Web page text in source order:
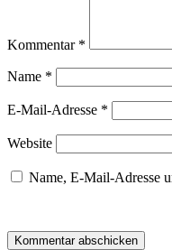
Kommentar *
Name *
E-Mail-Adresse *
Website
Name, E-Mail-Adresse